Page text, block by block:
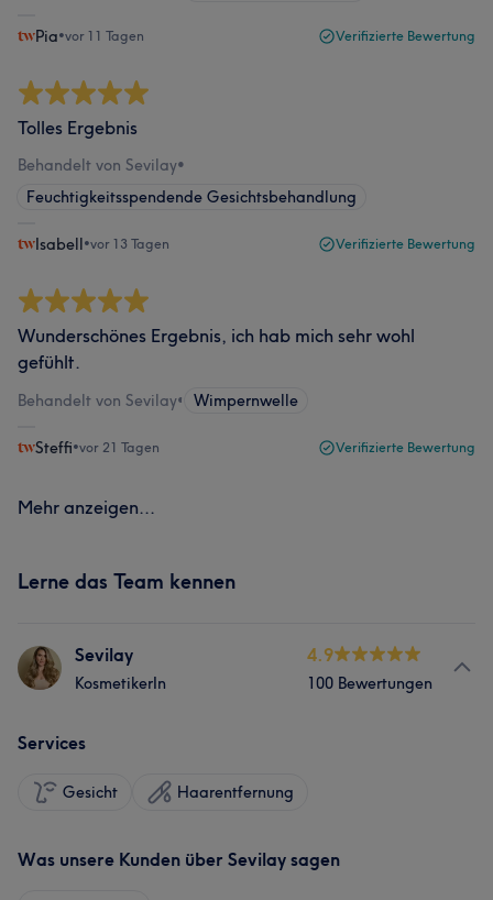
Pia•vor 11 Tagen Verifizierte Bewertung
Tolles Ergebnis
Behandelt von Sevilay•
Feuchtigkeitsspendende Gesichtsbehandlung
Isabell•vor 13 Tagen Verifizierte Bewertung
Wunderschönes Ergebnis, ich hab mich sehr wohl
gefühlt.
Behandelt von Sevilay• Wimpernwelle
Steffi•vor 21 Tagen Verifizierte Bewertung
Mehr anzeigen...
Lerne das Team kennen
Sevilay
KosmetikerIn
4.9
100 Bewertungen
Services
Gesicht Haarentfernung
Was unsere Kunden über Sevilay sagen